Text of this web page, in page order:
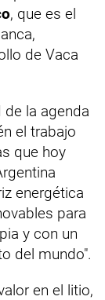
, que es el
de Vaca
la agenda
el trabajo
que hoy
energética
para
y con un
del mundo".
en el litio,